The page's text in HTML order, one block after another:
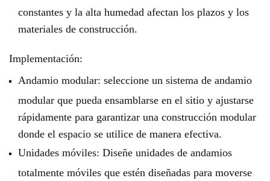
constantes y la alta humedad afectan los plazos y los
materiales de construcción.
Implementación:
Andamio modular: seleccione un sistema de andamio
modular que pueda ensamblarse en el sitio y ajustarse
rápidamente para garantizar una construcción modular
donde el espacio se utilice de manera efectiva.
Unidades móviles: Diseñe unidades de andamios
totalmente móviles que estén diseñadas para moverse